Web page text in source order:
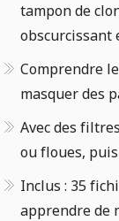
tampon de
obscurcissant
Comprendre
masquer des
Avec des
ou floues,
Inclus : 35
apprendre de